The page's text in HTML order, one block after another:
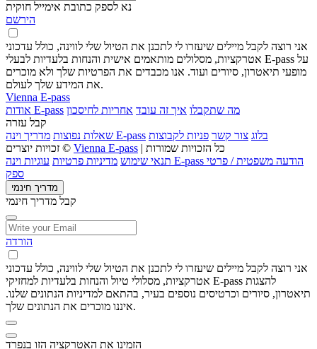
נא לספק כתובת אימייל חוקית
הירשם
אני רוצה לקבל מיילים שיעזרו לי לתכנן את הטיול שלי לווינה, כולל עדכוני
אטרקציות, מסלולים מותאמים אישית והנחות בלעדיות לבעלי E-pass על
מופעי תיאטרון, סיורים ועוד. אנו מכבדים את הפרטיות שלך ולא מוכרים
את המידע שלך לעולם.
Vienna E-pass
אודות E-pass
מה שתקבלו איך זה עובד אחריות לחיסכון
קבל עזרה
שאלות נפוצות מדריך וינה E-pass בלוג צור קשר פניות לקבוצות
זכויות יוצרים © Vienna E-pass
| כל הזכויות שמורות
תנאי שימוש מדיניות פרטיות עוגיות וינה E-pass הודעה משפטית / פרטי
ספק
מדריך חינמי
קבל מדריך חינמי
הורדה
אני רוצה לקבל מיילים שיעזרו לי לתכנן את הטיול שלי לווינה, כולל עדכוני
אטרקציות, מסלולי טיול והנחות בלעדיות למחזיקי E-pass להצגות
תיאטרון, סיורים וכרטיסים נוספים בעיר, בהתאם למדיניות הנתונים שלנו.
איננו מוכרים את הנתונים שלך.
הזמינו את האטרקציה הזו בנפרד